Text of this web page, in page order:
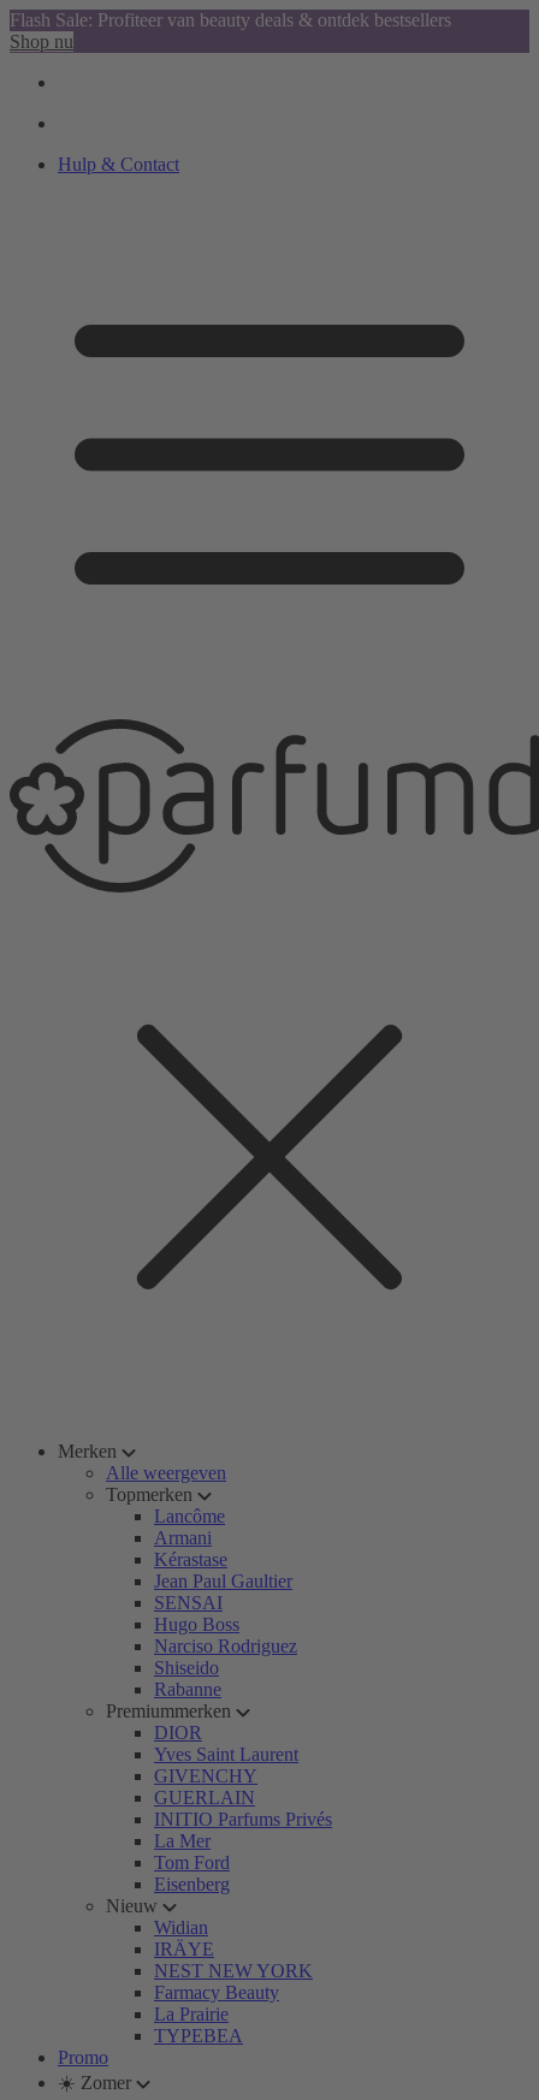
Flash Sale: Profiteer van beauty deals & ontdek bestsellers
Shop nu
Hulp & Contact
Merken
Alle weergeven
Topmerken
Lancôme
Armani
Kérastase
Jean Paul Gaultier
SENSAI
Hugo Boss
Narciso Rodriguez
Shiseido
Rabanne
Premiummerken
DIOR
Yves Saint Laurent
GIVENCHY
GUERLAIN
INITIO Parfums Privés
La Mer
Tom Ford
Eisenberg
Nieuw
Widian
IRÄYE
NEST NEW YORK
Farmacy Beauty
La Prairie
TYPEBEA
Promo
☀️ Zomer